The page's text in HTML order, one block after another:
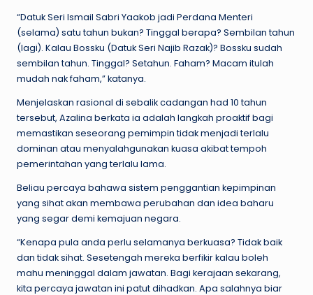
“Datuk Seri Ismail Sabri Yaakob jadi Perdana Menteri
(selama) satu tahun bukan? Tinggal berapa? Sembilan tahun
(lagi). Kalau Bossku (Datuk Seri Najib Razak)? Bossku sudah
sembilan tahun. Tinggal? Setahun. Faham? Macam itulah
mudah nak faham,” katanya.
Menjelaskan rasional di sebalik cadangan had 10 tahun
tersebut, Azalina berkata ia adalah langkah proaktif bagi
memastikan seseorang pemimpin tidak menjadi terlalu
dominan atau menyalahgunakan kuasa akibat tempoh
pemerintahan yang terlalu lama.
Beliau percaya bahawa sistem penggantian kepimpinan
yang sihat akan membawa perubahan dan idea baharu
yang segar demi kemajuan negara.
“Kenapa pula anda perlu selamanya berkuasa? Tidak baik
dan tidak sihat. Sesetengah mereka berfikir kalau boleh
mahu meninggal dalam jawatan. Bagi kerajaan sekarang,
kita percaya jawatan ini patut dihadkan. Apa salahnya biar